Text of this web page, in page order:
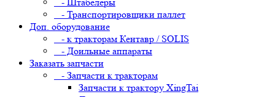
- Транспортировщики паллет
Доп. оборудование
- к тракторам Кентавр / SOLIS
- Доильные аппараты
Заказать запчасти
- Запчасти к тракторам
Запчасти к трактору XingTai